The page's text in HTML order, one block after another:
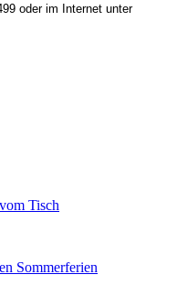
oder im Internet unter
Tisch
Sommerferien